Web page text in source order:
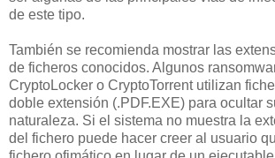
de este tipo.
También se recomienda mostrar las
de ficheros conocidos. Algunos
CryptoLocker o CryptoTorrent utilizan
doble extensión (.PDF.EXE) para ocultar
naturaleza. Si el sistema no muestra la
del fichero puede hacer creer al usuario